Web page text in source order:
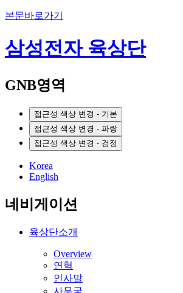
본문바로가기
삼성전자 육상단
GNB영역
접근성 색상 변경 - 기본
접근성 색상 변경 - 파랑
접근성 색상 변경 - 검정
Korea
English
네비게이션
육상단소개
Overview
연혁
인사말
사무국